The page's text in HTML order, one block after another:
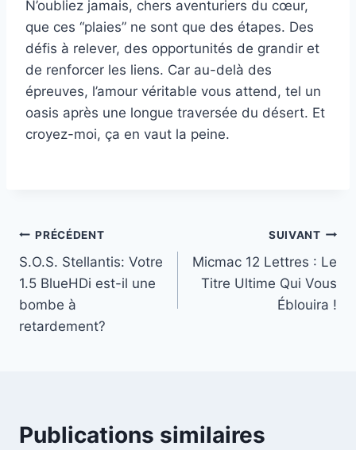
N’oubliez jamais, chers aventuriers du cœur,
que ces “plaies” ne sont que des étapes. Des
défis à relever, des opportunités de grandir et
de renforcer les liens. Car au-delà des
épreuves, l’amour véritable vous attend, tel un
oasis après une longue traversée du désert. Et
croyez-moi, ça en vaut la peine.
Navigation
de
l’article
PRÉCÉDENT
S.O.S. Stellantis: Votre
1.5 BlueHDi est-il une
bombe à
retardement?
SUIVANT
Micmac 12 Lettres : Le
Titre Ultime Qui Vous
Éblouira !
Publications similaires